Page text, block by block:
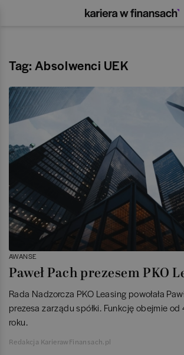
Tag: Absolwenci UEK
AWANSE
Paweł Pach prezesem PKO
Rada Nadzorcza PKO Leasing powołała
prezesa zarządu spółki. Funkcję obejmie
roku.
Redakcja KarierawFinansach.pl